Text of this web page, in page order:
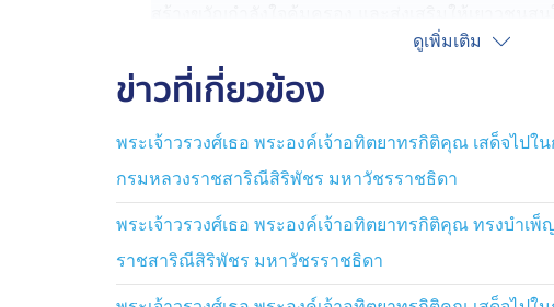
ในการนี้ ผู้แทนพระองค์ มอบเทียนพรรษา "ศรีอทิตย
สยาม แก่ผู้ทำคุณประโยชน์ต่อพระพุทธศาสนา สังคม
เลือกให้เป็นบุคคลต้นแบบ ทั้งนี้ "รางวัลไตรสรณะบูชา
แห่งชาติ ให้นำตราธรรมจักร มาเป็นสัญลักษณ์ของร
ขับเคลื่อนด้วยผู้ประกอบคุณความดี
ดูเพิ่มเติม
ข่าวที่เกี่ยวข้อง
พระเจ้าวรวงศ์เธอ พระองค์เจ้าอทิตยาทรกิติคุณ เสด็จไป
กรมหลวงราชสาริณีสิริพัชร มหาวัชรราชธิดา
พระเจ้าวรวงศ์เธอ พระองค์เจ้าอทิตยาทรกิติคุณ ทรงบำเ
ราชสาริณีสิริพัชร มหาวัชรราชธิดา